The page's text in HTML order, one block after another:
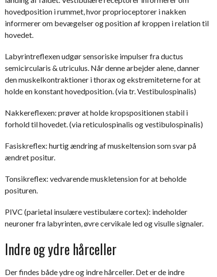
hovedposition i rummet, hvor proprioceptorer i nakken
informerer om bevægelser og position af kroppen i relation til
hovedet.
Labyrintreflexen udgør sensoriske impulser fra ductus
semicircularis & utriculus. Når denne arbejder alene, danner
den muskelkontraktioner i thorax og ekstremiteterne for at
holde en konstant hovedposition. (via tr. Vestibulospinalis)
Nakkereflexen: prøver at holde kropspositionen stabil i
forhold til hovedet. (via reticulospinalis og vestibulospinalis)
Fasiskreflex: hurtig ændring af muskeltension som svar på
ændret positur.
Tonsikreflex: vedvarende muskletension for at beholde
posituren.
PIVC (parietal insulære vestibulære cortex): indeholder
neuroner fra labyrinten, øvre cervikale led og visulle signaler.
Indre og ydre hårceller
Der findes både ydre og indre hårceller. Det er de indre